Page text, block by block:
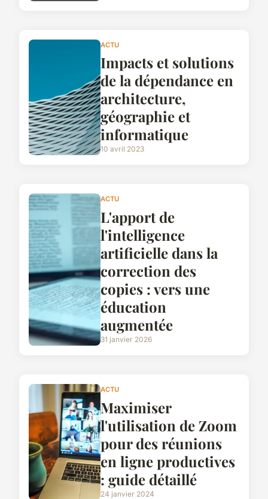
ACTU
Impacts et solutions
de la dépendance en
architecture,
géographie et
informatique
10 avril 2023
ACTU
L'apport de
l'intelligence
artificielle dans la
correction des
copies : vers une
éducation
augmentée
31 janvier 2026
ACTU
Maximiser
l'utilisation de Zoom
pour des réunions
en ligne productives
: guide détaillé
24 janvier 2024